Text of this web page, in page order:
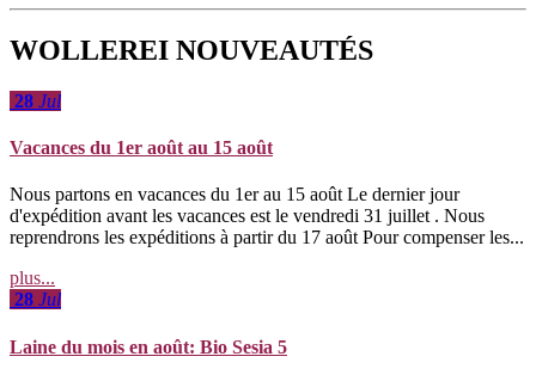
WOLLEREI NOUVEAUTÉS
28 Jul
Vacances du 1er août au 15 août
Nous partons en vacances du 1er au 15 août Le dernier jour
d'expédition avant les vacances est le vendredi 31 juillet . Nous
reprendrons les expéditions à partir du 17 août Pour compenser les...
plus...
28 Jul
Laine du mois en août: Bio Sesia 5